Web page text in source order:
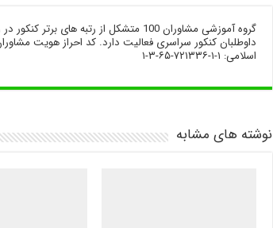
گروه آموزشی مشاوران 100 متشکل از رتبه
اسلامی: ۱-۱-۷۲۱۳۳۶-۶۵-۳-۱
نوشته های مشابه